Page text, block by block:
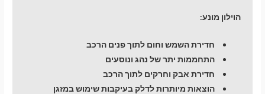
הוילון מונע:
חדירת השמש וחום לתוך פנים הרכב
התחממות יתר של נהג ונוסעים
חדירת אבק וחרקים לתוך הרכב
הוצאות מיותרות לדלק בעיקבות שימוש במזגן